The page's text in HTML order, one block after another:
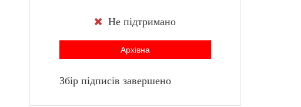
Не підтримано
Архівна
Збір підписів завершено